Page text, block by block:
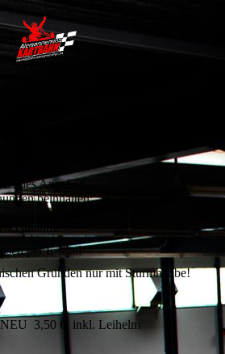
Angebot!
beinhalten:
Zeitnahme
per E-Mail
Gründen nur mit Sturmhaube!
NEU 3,50 € inkl. Leihelm